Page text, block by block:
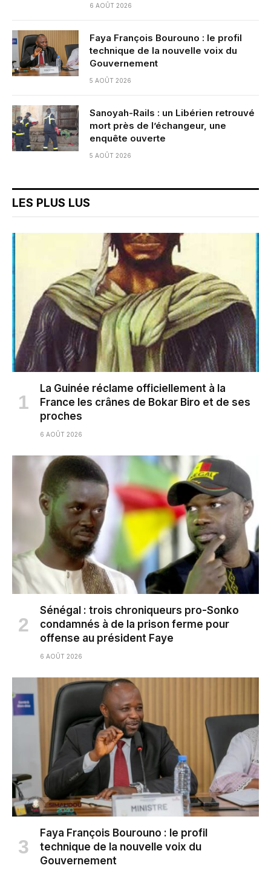
6 AOÛT 2026
Faya François Bourouno : le profil
technique de la nouvelle voix du
Gouvernement
5 AOÛT 2026
Sanoyah-Rails : un Libérien retrouvé
mort près de l’échangeur, une
enquête ouverte
5 AOÛT 2026
LES PLUS LUS
La Guinée réclame officiellement à la
France les crânes de Bokar Biro et de ses
proches
6 AOÛT 2026
Sénégal : trois chroniqueurs pro-Sonko
condamnés à de la prison ferme pour
offense au président Faye
6 AOÛT 2026
Faya François Bourouno : le profil
technique de la nouvelle voix du
Gouvernement